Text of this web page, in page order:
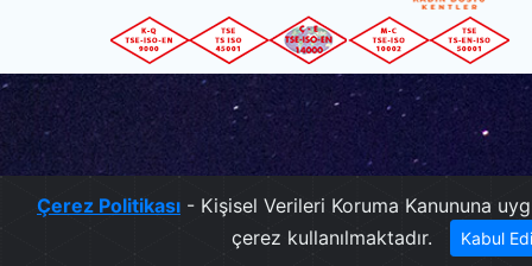
Çerez Politikası - Kişisel Verileri Koruma Kanununa
çerez kullanılmaktadır.
Kabul